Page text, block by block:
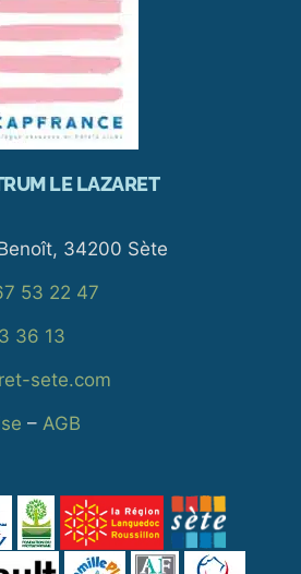
LE LAZARET
34200 Sète
53 22 47
36 13
sete.com
– AGB